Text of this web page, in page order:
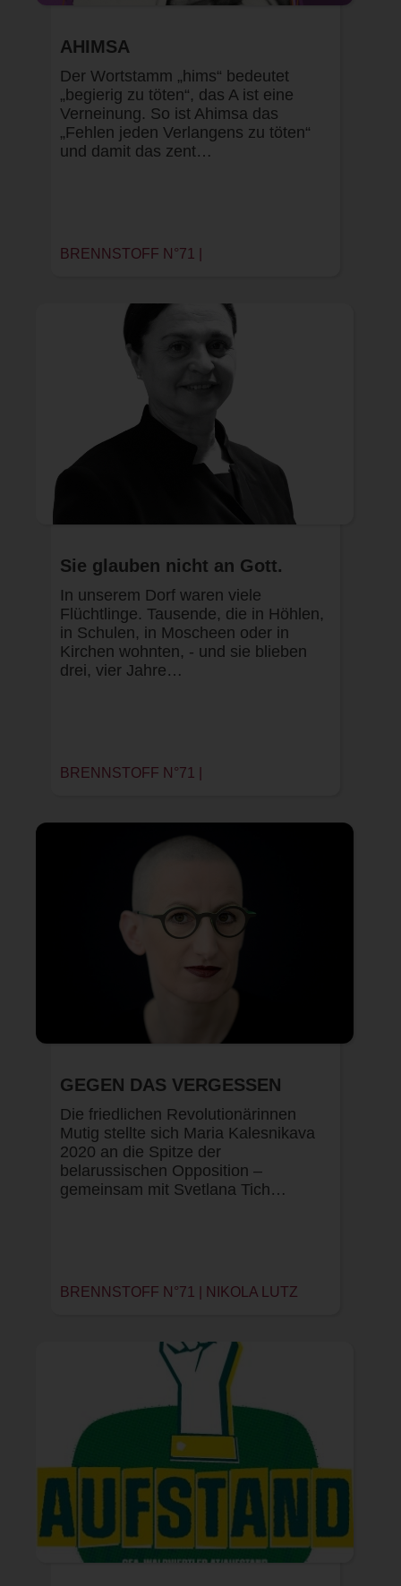
AHIMSA
Der Wortstamm „hims“ bedeutet
„begierig zu töten“, das A ist eine
Verneinung. So ist Ahimsa das
„Fehlen jeden Verlangens zu töten“
und damit das zent…
BRENNSTOFF N°71 |
Sie glauben nicht an Gott.
In unserem Dorf waren viele
Flüchtlinge. Tausende, die in Höhlen,
in Schulen, in Moscheen oder in
Kirchen wohnten, - und sie blieben
drei, vier Jahre…
BRENNSTOFF N°71 |
GEGEN DAS VERGESSEN
Die friedlichen Revolutionärinnen
Mutig stellte sich Maria Kalesnikava
2020 an die Spitze der
belarussischen Opposition –
gemeinsam mit Svetlana Tich…
BRENNSTOFF N°71 | NIKOLA LUTZ